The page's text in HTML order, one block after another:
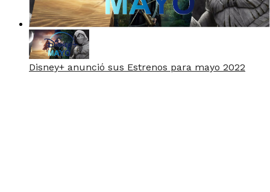
Disney+ anunció sus Estrenos para mayo 2022